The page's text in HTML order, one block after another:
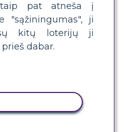
taip pat atneša į
"sąžiningumas", ji
kitų loterijų ji
dabar.